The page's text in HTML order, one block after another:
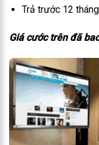
Trả trước 12
Giá cước trên đã